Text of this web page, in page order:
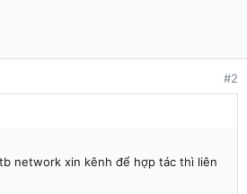
#2
network xin kênh để hợp tác thì liên